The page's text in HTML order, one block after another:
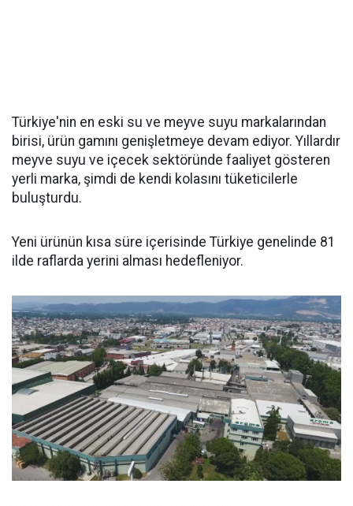
Türkiye'nin en eski su ve meyve suyu markalarından
birisi, ürün gamını genişletmeye devam ediyor. Yıllardır
meyve suyu ve içecek sektöründe faaliyet gösteren
yerli marka, şimdi de kendi kolasını tüketicilerle
buluşturdu.
Yeni ürünün kısa süre içerisinde Türkiye genelinde 81
ilde raflarda yerini alması hedefleniyor.